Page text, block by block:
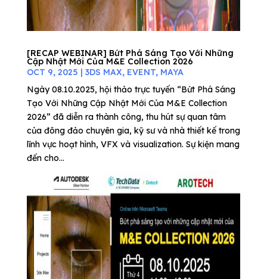
[RECAP WEBINAR] Bứt Phá Sáng Tạo Với Những
Cập Nhật Mới Của M&E Collection 2026
OCT 9, 2025 | 3DS MAX, EVENT, MAYA
Ngày 08.10.2025, hội thảo trực tuyến “Bứt Phá Sáng
Tạo Với Những Cập Nhật Mới Của M&E Collection
2026” đã diễn ra thành công, thu hút sự quan tâm
của đông đảo chuyên gia, kỹ sư và nhà thiết kế trong
lĩnh vực hoạt hình, VFX và visualization. Sự kiện mang
đến cho...